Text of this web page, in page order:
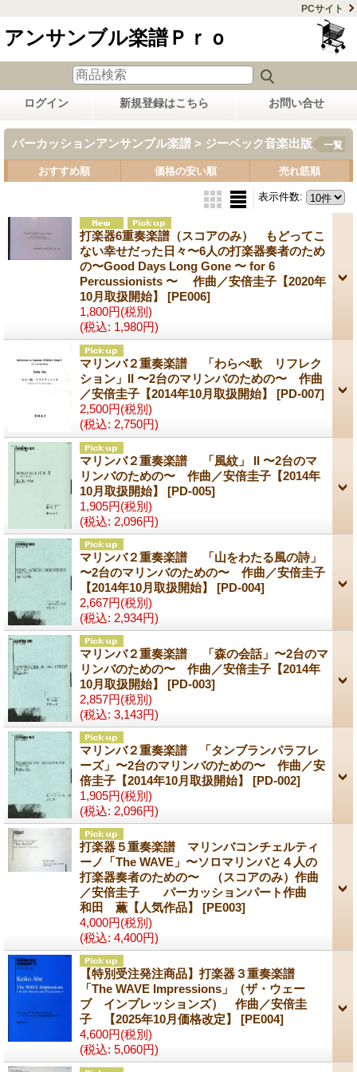
PCサイト
アンサンブル楽譜Ｐｒｏ
ログイン 新規登録はこちら お問い合せ
パーカッションアンサンブル楽譜 > ジーベック音楽出版 一覧
おすすめ順 価格の安い順 売れ筋順
表示件数:
打楽器6重奏楽譜（スコアのみ） もどってこ
ない幸せだった日々〜6人の打楽器奏者のため
の〜Good Days Long Gone 〜 for 6
Percussionists 〜 作曲／安倍圭子【2020年
10月取扱開始】 [PE006]
1,800円(税別)
(税込: 1,980円)
マリンバ２重奏楽譜 「わらべ歌 リフレク
ション」II 〜2台のマリンバのための〜 作曲
／安倍圭子【2014年10月取扱開始】 [PD-007]
2,500円(税別)
(税込: 2,750円)
マリンバ２重奏楽譜 「風紋」 II 〜2台のマ
リンバのための〜 作曲／安倍圭子【2014年
10月取扱開始】 [PD-005]
1,905円(税別)
(税込: 2,096円)
マリンバ２重奏楽譜 「山をわたる風の詩」
〜2台のマリンバのための〜 作曲／安倍圭子
【2014年10月取扱開始】 [PD-004]
2,667円(税別)
(税込: 2,934円)
マリンバ２重奏楽譜 「森の会話」〜2台のマ
リンバのための〜 作曲／安倍圭子【2014年
10月取扱開始】 [PD-003]
2,857円(税別)
(税込: 3,143円)
マリンバ２重奏楽譜 「タンブランパラフレ
ーズ」〜2台のマリンバのための〜 作曲／安
倍圭子【2014年10月取扱開始】 [PD-002]
1,905円(税別)
(税込: 2,096円)
打楽器５重奏楽譜 マリンバコンチェルティ
ーノ「The WAVE」〜ソロマリンバと４人の
打楽器奏者のための〜 （スコアのみ）作曲
／安倍圭子 パーカッションパート作曲
和田 薫【人気作品】 [PE003]
4,000円(税別)
(税込: 4,400円)
【特別受注発注商品】打楽器３重奏楽譜
「The WAVE Impressions」（ザ・ウェー
ブ インプレッションズ） 作曲／安倍圭
子 【2025年10月価格改定】 [PE004]
4,600円(税別)
(税込: 5,060円)